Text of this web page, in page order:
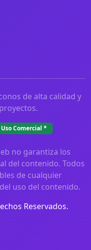
de alta calidad y
Uso Comercial *
no garantiza los
del contenido. Todos
de cualquier
uso del contenido.
Reservados.